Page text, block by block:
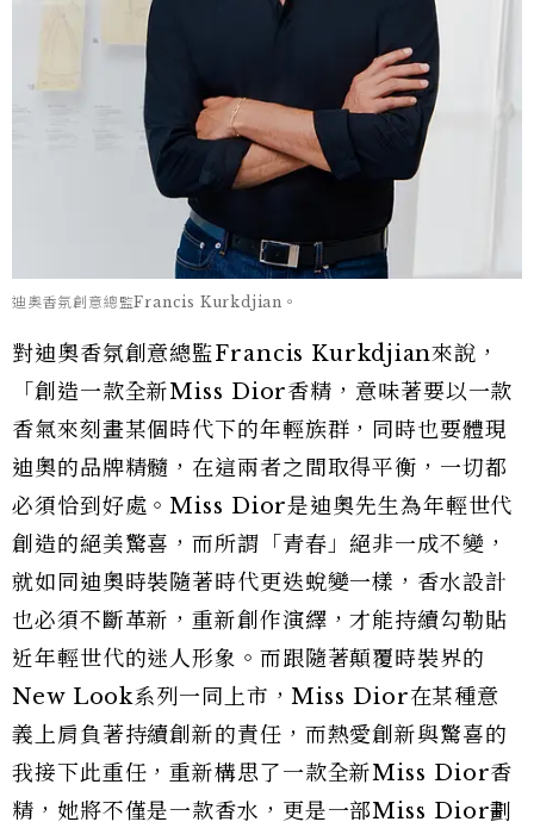
迪奧香氛創意總監Francis Kurkdjian。
對迪奧香氛創意總監Francis Kurkdjian來說，
「創造一款全新Miss Dior香精，意味著要以一款
香氣來刻畫某個時代下的年輕族群，同時也要體現
迪奧的品牌精髓，在這兩者之間取得平衡，一切都
必須恰到好處。Miss Dior是迪奧先生為年輕世代
創造的絕美驚喜，而所謂「青春」絕非一成不變，
就如同迪奧時裝隨著時代更迭蛻變一樣，香水設計
也必須不斷革新，重新創作演繹，才能持續勾勒貼
近年輕世代的迷人形象。而跟隨著顛覆時裝界的
New Look系列一同上市，Miss Dior在某種意
義上肩負著持續創新的責任，而熱愛創新與驚喜的
我接下此重任，重新構思了一款全新Miss Dior香
精，她將不僅是一款香水，更是一部Miss Dior劃